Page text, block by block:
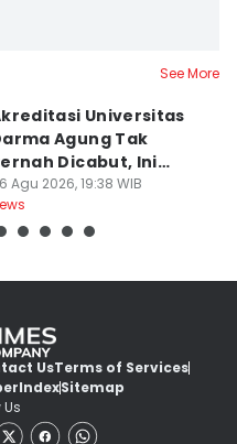
See More
Universitas
Agung Tak
Dicabut, Ini
Pihak
Agu 2026, 19:38 WIB
UsTerms of Services
IndexSitemap